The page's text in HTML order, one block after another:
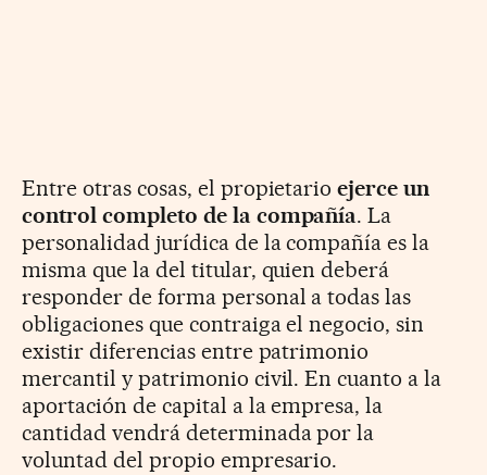
Entre otras cosas, el propietarioejerce un
control completo de la compañía. La
personalidad jurídica de la compañía es la
misma que la del titular, quien deberá
responder de forma personal a todas las
obligaciones que contraiga el negocio, sin
existir diferencias entre patrimonio
mercantil y patrimonio civil. En cuanto a la
aportación de capital a la empresa, la
cantidad vendrá determinada por la
voluntad del propio empresario.